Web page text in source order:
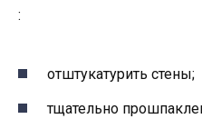
:
отштукатурить стены;
тщательно